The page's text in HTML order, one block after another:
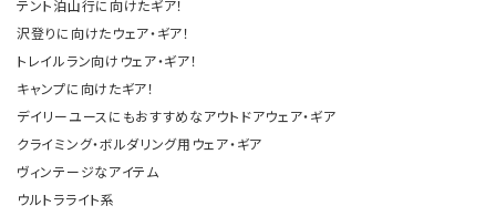
テント泊山行に向けたギア！
沢登りに向けたウェア・ギア！
トレイルラン向けウェア・ギア！
キャンプに向けたギア！
デイリーユースにもおすすめなアウトドアウェア・ギア
クライミング・ボルダリング用ウェア・ギア
ヴィンテージなアイテム
ウルトラライト系